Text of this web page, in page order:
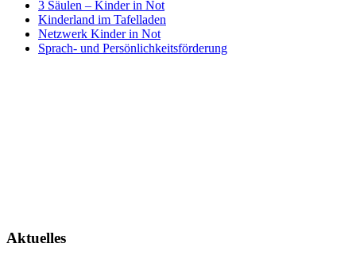
3 Säulen – Kinder in Not
Kinderland im Tafelladen
Netzwerk Kinder in Not
Sprach- und Persönlichkeits­förderung
Aktuelles